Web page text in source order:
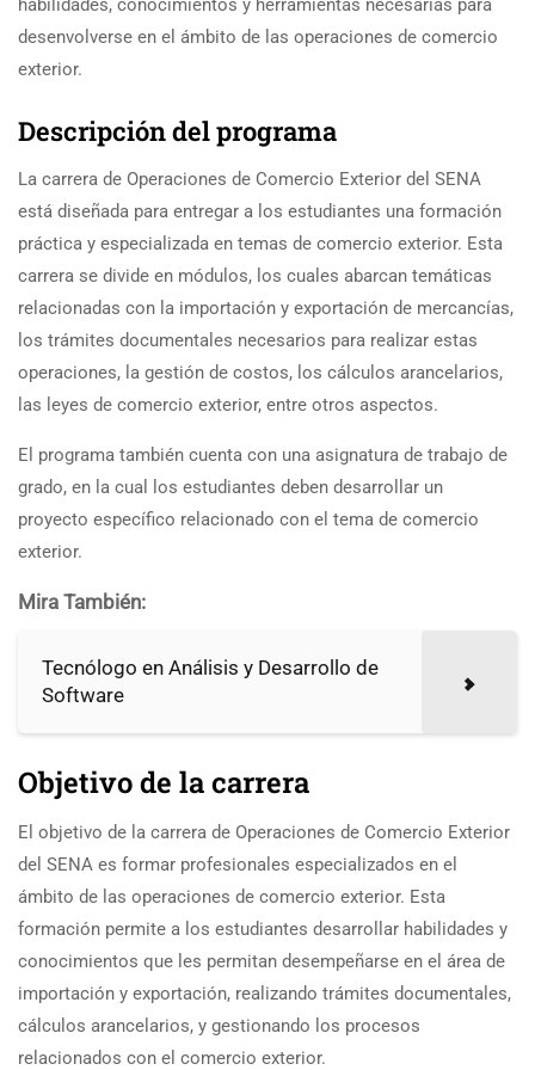
habilidades, conocimientos y herramientas necesarias para
desenvolverse en el ámbito de las operaciones de comercio
exterior.
Descripción del programa
La carrera de Operaciones de Comercio Exterior del SENA
está diseñada para entregar a los estudiantes una formación
práctica y especializada en temas de comercio exterior. Esta
carrera se divide en módulos, los cuales abarcan temáticas
relacionadas con la importación y exportación de mercancías,
los trámites documentales necesarios para realizar estas
operaciones, la gestión de costos, los cálculos arancelarios,
las leyes de comercio exterior, entre otros aspectos.
El programa también cuenta con una asignatura de trabajo de
grado, en la cual los estudiantes deben desarrollar un
proyecto específico relacionado con el tema de comercio
exterior.
Mira También:
Tecnólogo en Análisis y Desarrollo de
Software
Objetivo de la carrera
El objetivo de la carrera de Operaciones de Comercio Exterior
del SENA es formar profesionales especializados en el
ámbito de las operaciones de comercio exterior. Esta
formación permite a los estudiantes desarrollar habilidades y
conocimientos que les permitan desempeñarse en el área de
importación y exportación, realizando trámites documentales,
cálculos arancelarios, y gestionando los procesos
relacionados con el comercio exterior.